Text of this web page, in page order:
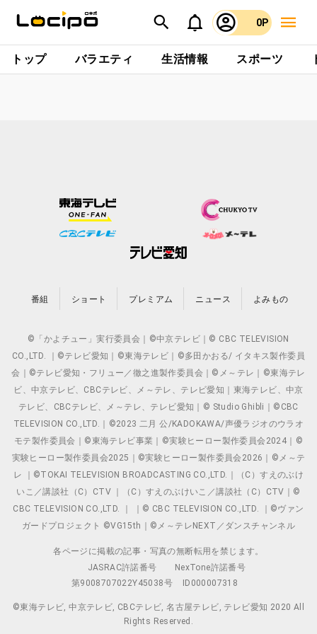
0P
トップ バラエティ 生活情報 スポーツ
番組 ショート プレミアム ニュース よみもの
©「かよチュー」実行委員会｜©中京テレビ｜© CBC TELEVISION
CO.,LTD. ｜©テレビ愛知｜©東海テレビ｜©多田かおる/ イタキス製作委員
会｜©テレビ愛知・フリュー／徹之進製作委員会｜©メ～テレ｜©東海テレ
ビ、中京テレビ、CBCテレビ、メ～テレ、テレビ愛知｜東海テレビ、中京
テレビ、CBCテレビ、メ～テレ、テレビ愛知｜© Studio Ghibli｜©CBC
TELEVISION CO.,LTD.｜©2023 二月 公/KADOKAWA/声優ラジオのウラオ
モテ製作委員会｜©東海テレビ事業｜©実験ヒーロー製作委員会2024｜©
実験ヒーロー製作委員会2025｜©実験ヒーロー製作委員会2026｜©メ～テ
レ ｜©TOKAI TELEVISION BROADCASTING CO.,LTD.｜（C）すえのぶけ
いこ／講談社（C）CTV ｜（C）すえのぶけいこ／講談社（C）CTV｜©
CBC TELEVISION CO.,LTD. ｜ ｜© CBC TELEVISION CO.,LTD. ｜©ヴァン
ガードプロジェクト ©VG15th｜©メ～テレNEXT／ダンスチャンネル
各ページに掲載の記事・写真の無断転用を禁じます。
JASRAC許諾番号
NexTone許諾番号
第9008707022Y45038号
ID000007318
©東海テレビ, 中京テレビ, CBCテレビ, 名古屋テレビ, テレビ愛知 2020 All
Rights Reserved.